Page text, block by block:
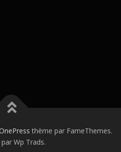
thème par FameThemes.
Wp Trads.